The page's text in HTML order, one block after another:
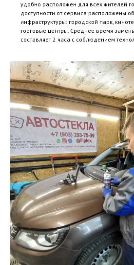
удобно расположен для всех жителей
доступности от сервиса расположены
инфраструктуры: городской парк,
торговые центры. Среднее время
составляет 2 часа с соблюдением